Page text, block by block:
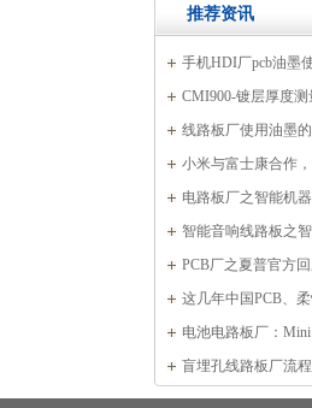
推荐资讯
手机HDI厂pcb油墨
道吗？
CMI900-镀层厚度测
线路板厂使用油墨
小米与富士康合作
本土组装PCB板
电路板厂之智能机
智能音响线路板之
PCB厂之夏普官方
圆厂事宜
这几年中国PCB、
为什么？
电池电路板厂：
需求旺盛
盲埋孔线路板厂流